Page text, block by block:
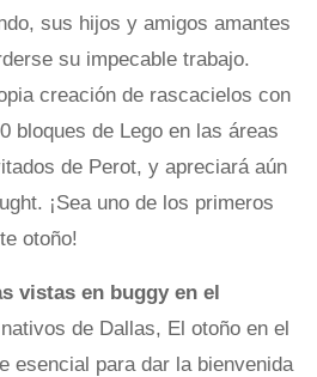
sus hijos y amigos amantes
su impecable trabajo.
creación de rascacielos con
bloques de Lego en las áreas
de Perot, y apreciará aún
¡Sea uno de los primeros
otoño!
vistas en buggy en el
de Dallas, El otoño en el
esencial para dar la bienvenida